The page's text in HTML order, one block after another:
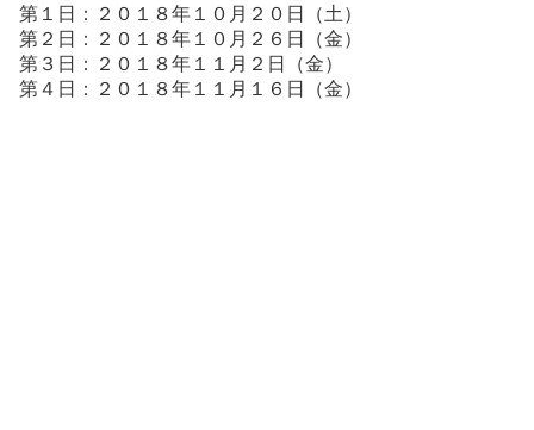
第１日：２０１８年１０月２０日（土）
第２日：２０１８年１０月２６日（金）
第３日：２０１８年１１月２日（金）
第４日：２０１８年１１月１６日（金）